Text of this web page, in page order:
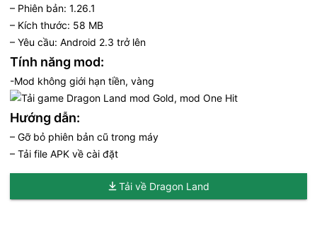
– Phiên bản: 1.26.1
– Kích thước: 58 MB
– Yêu cầu: Android 2.3 trở lên
Tính năng mod:
-Mod không giới hạn tiền, vàng
Hướng dẫn:
– Gỡ bỏ phiên bản cũ trong máy
– Tải file APK về cài đặt
Tải về Dragon Land